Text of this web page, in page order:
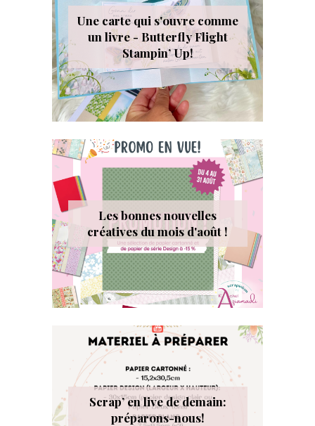
Une carte qui s'ouvre comme
un livre - Butterfly Flight
Stampin’ Up!
Les bonnes nouvelles
créatives du mois d'août !
Scrap’ en live de demain:
préparons-nous!